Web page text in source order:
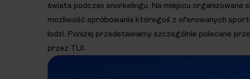
świata podczas snorkelingu. Na miejscu
możliwość spróbowania któregoś z oferowanych
łodzi. Poniżej przedstawiamy szczególnie polecane
przez TUI.